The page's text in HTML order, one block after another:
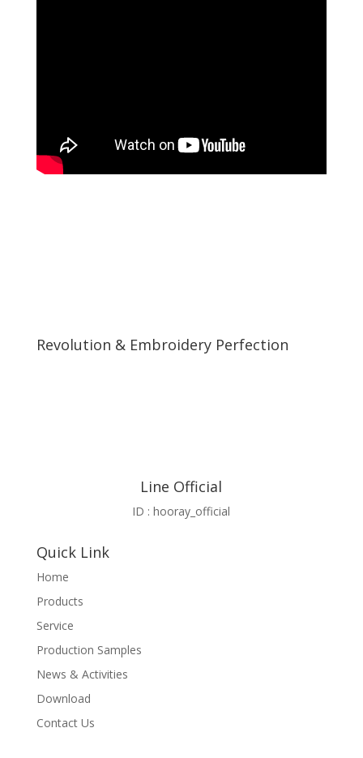
Revolution & Embroidery Perfection
Line Official
ID : hooray_official
Quick Link
Home
Products
Service
Production Samples
News & Activities
Download
Contact Us